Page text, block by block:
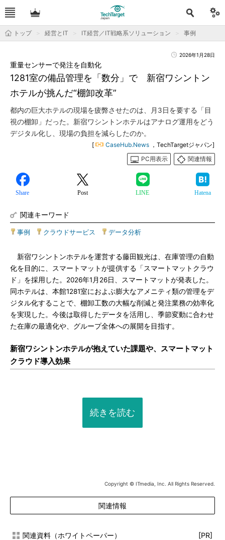
トップ 経営とIT IT経営／IT戦略系ソリューション 事例
2026年1月28日
1281室の備品管理を「数分」で 新宿ワシントン
ホテルが挑んだ“棚卸改革”
重量センサーで発注を自動化
都内の巨大ホテルの現場を疲弊させたのは、月3日を要する「目
視の棚卸」だった。新宿ワシントンホテルはアナログ運用をどう
デジタル化し、現場の負担を減らしたのか。
[ CaseHub.News ，TechTargetジャパン]
PC用表示
関連情報
Share Post LINE Hatena
関連キーワード
事例 クラウドサービス データ分析
新宿ワシントンホテルを運営する藤田観光は、在庫管理の自動
化を目的に、スマートマットが提供する「スマートマットクラウ
ド」を採用した。2026年1月26日、スマートマットが発表した。
同ホテルは、本館1281室におよぶ膨大なアメニティ類の管理をデ
ジタル化することで、棚卸工数の大幅な削減と発注業務の効率化
を実現した。今後は取得したデータを活用し、季節変動に合わせ
た在庫の最適化や、グループ全体への展開を目指す。
新宿ワシントンホテルが抱えていた課題や、スマートマット
クラウド導入効果
続きを読む
Copyright © ITmedia, Inc. All Rights Reserved.
関連情報
関連資料（ホワイトペーパー） [PR]